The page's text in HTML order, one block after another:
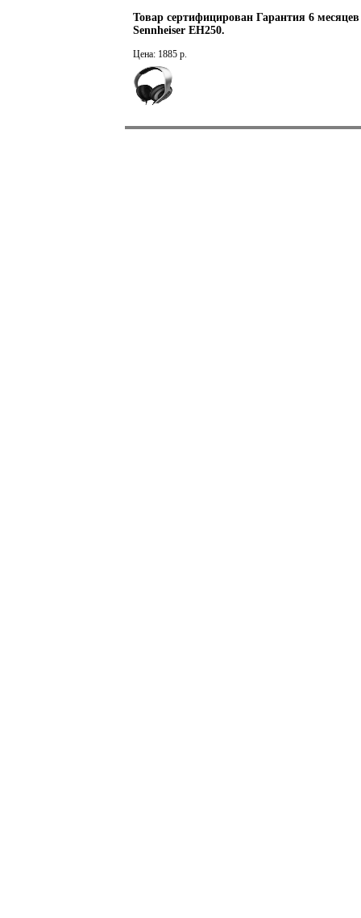
Товар сертифицирован Гарантия 6
Sennheiser EH250.
Цена: 1885 р.